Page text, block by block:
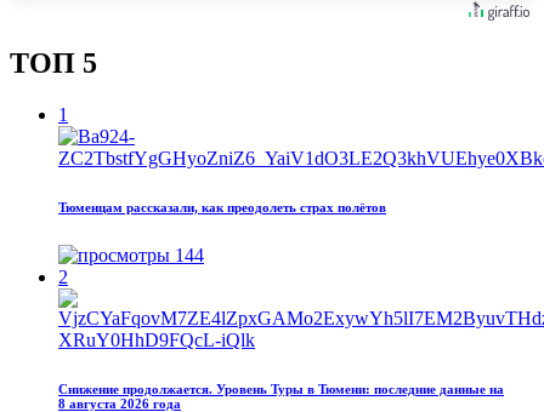
ТОП 5
1
Тюменцам рассказали, как преодолеть страх полётов
144
2
Снижение продолжается. Уровень Туры в Тюмени: последние данные на
8 августа 2026 года